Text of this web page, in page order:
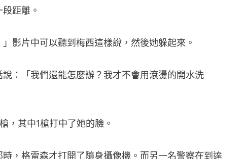
距離。
」影片中可以聽到梅西這樣說，然後她躲起來。
說：「我們還能怎麼辦？我才不會用滾燙的開水洗
，其中1槍打中了她的臉。
，格雷森才打開了隨身攝像機。而另一名警察在到達